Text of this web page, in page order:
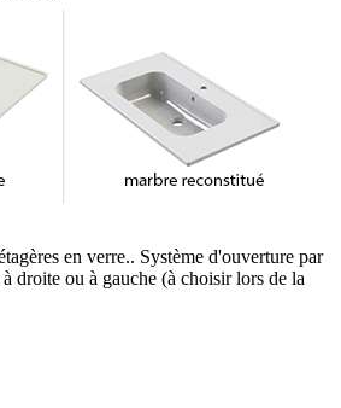
en verre.. Système d'ouverture par
droite ou à gauche (à choisir lors de la